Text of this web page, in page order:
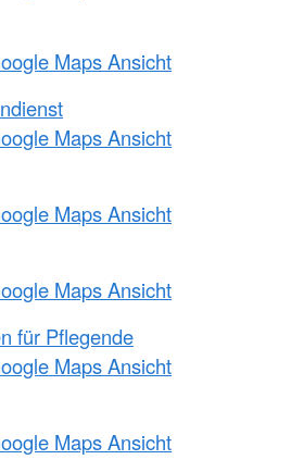
Maps Ansicht
Maps Ansicht
Maps Ansicht
Maps Ansicht
für Pflegende
Maps Ansicht
Maps Ansicht